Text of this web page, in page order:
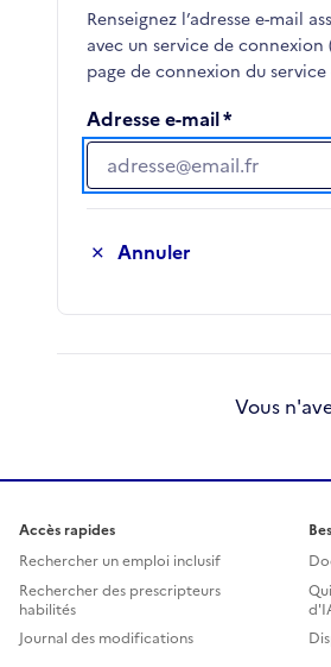
Renseignez l’adresse e-mail
avec un service de connexion
page de connexion du
Adresse e-mail
Adresse e-mail
Annuler
Vous
Accès rapides
Rechercher un emploi inclusif
Rechercher des prescripteurs
habilités
Journal des modifications